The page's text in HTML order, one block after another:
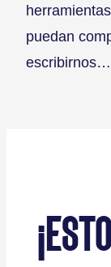
puedan
escribirnos…